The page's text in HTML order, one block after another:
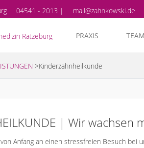
04541 - 2013 | mail@zahnkowski.de
PRAXIS TEAM
>Kinderzahnheilkunde
| Wir wachsen
Anfang an einen stressfreien Besuch